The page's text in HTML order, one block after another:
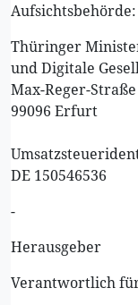
Aufsichtsbehörde:
Thüringer
und Digitale
Max-Reger-
99096 Erfurt
DE 150546536
-
Herausgeber
Verantwortlich